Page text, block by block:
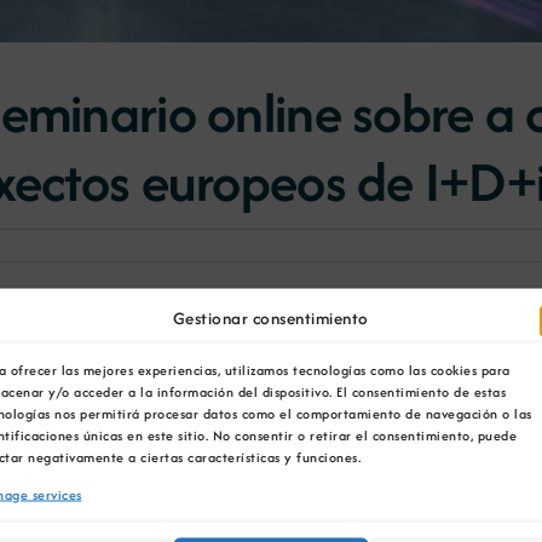
Gestionar consentimiento
ofrecer las mejores experiencias, utilizamos tecnologías como las cookies para
y/o acceder a la información del dispositivo. El consentimiento de estas
nos permitirá procesar datos como el comportamiento de navegación o las
únicas en este sitio. No consentir o retirar el consentimiento, puede
negativamente a ciertas características y funciones.
services
online sobre
europeos de
da man da Cámara Oficial Mineira de Galicia
para a Constitución Exitosa de Consorcios en
de consorcios na captación de financiación
na que contaremos coa participación dun axente
Tecnolóxico de Investigación Multisectorial – CETIM,
de éxito na captación e xestión de fondos